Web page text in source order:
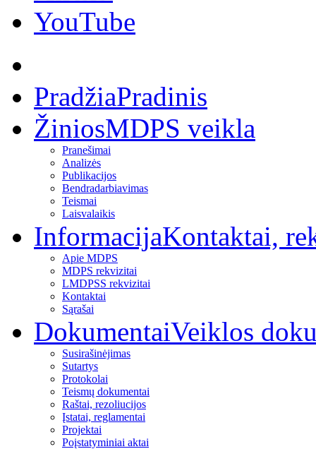
YouTube
PradžiaPradinis
ŽiniosMDPS veikla
Pranešimai
Analizės
Publikacijos
Bendradarbiavimas
Teismai
Laisvalaikis
InformacijaKontaktai,
Apie MDPS
MDPS rekvizitai
LMDPSS rekvizitai
Kontaktai
Sąrašai
DokumentaiVeiklos
Susirašinėjimas
Sutartys
Protokolai
Teismų dokumentai
Raštai, rezoliucijos
Įstatai, reglamentai
Projektai
Poįstatyminiai aktai